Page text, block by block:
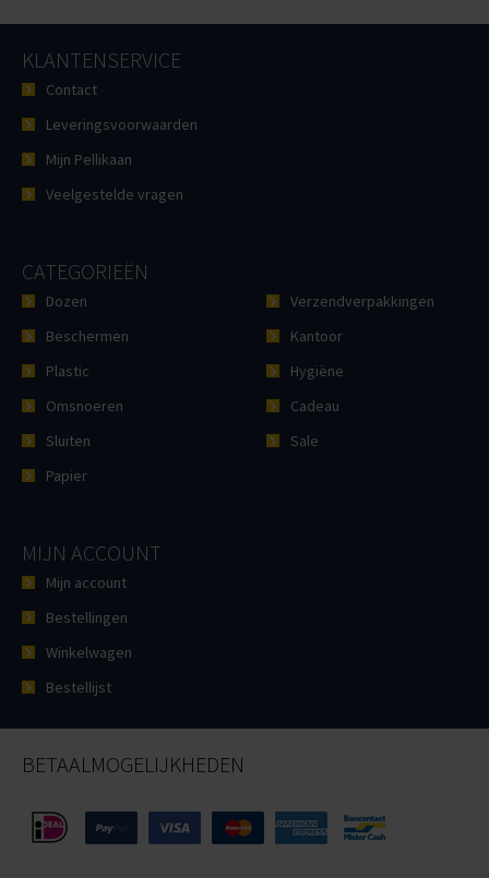
KLANTENSERVICE
Contact
Leveringsvoorwaarden
Mijn Pellikaan
Veelgestelde vragen
CATEGORIEËN
Dozen
Beschermen
Plastic
Omsnoeren
Sluiten
Papier
Verzendverpakkingen
Kantoor
Hygiëne
Cadeau
Sale
MIJN ACCOUNT
Mijn account
Bestellingen
Winkelwagen
Bestellijst
BETAALMOGELIJKHEDEN